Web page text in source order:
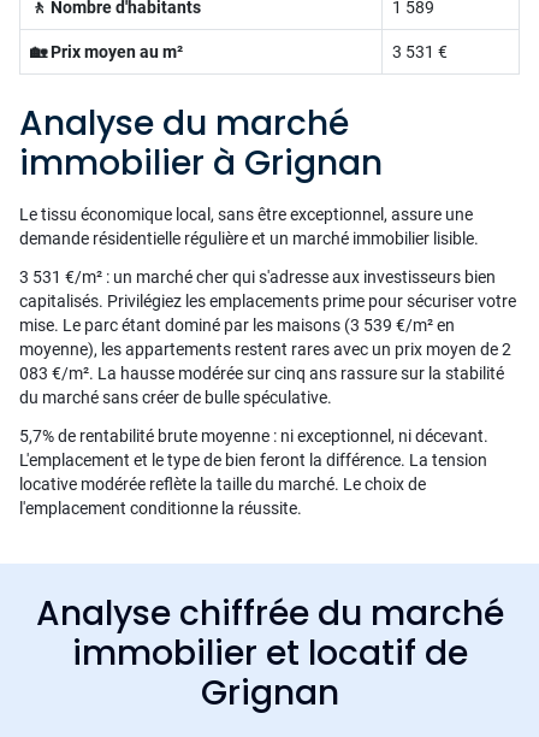
🚶 Nombre d'habitants 1 589
🏡 Prix moyen au m² 3 531 €
Analyse du marché
immobilier à Grignan
Le tissu économique local, sans être exceptionnel, assure une
demande résidentielle régulière et un marché immobilier lisible.
3 531 €/m² : un marché cher qui s'adresse aux investisseurs bien
capitalisés. Privilégiez les emplacements prime pour sécuriser votre
mise. Le parc étant dominé par les maisons (3 539 €/m² en
moyenne), les appartements restent rares avec un prix moyen de 2
083 €/m². La hausse modérée sur cinq ans rassure sur la stabilité
du marché sans créer de bulle spéculative.
5,7% de rentabilité brute moyenne : ni exceptionnel, ni décevant.
L'emplacement et le type de bien feront la différence. La tension
locative modérée reflète la taille du marché. Le choix de
l'emplacement conditionne la réussite.
Analyse chiffrée du marché
immobilier et locatif de
Grignan